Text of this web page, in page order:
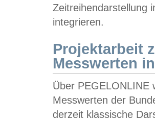
Zeitreihendarstellung
integrieren.
Projektarbeit
Messwerten
Über PEGELONLINE
Messwerten der
derzeit klassische